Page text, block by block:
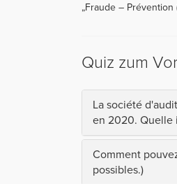
„Fraude – Prévention
Quiz zum
La société
en 2020. Quelle
Comment
possibles.)